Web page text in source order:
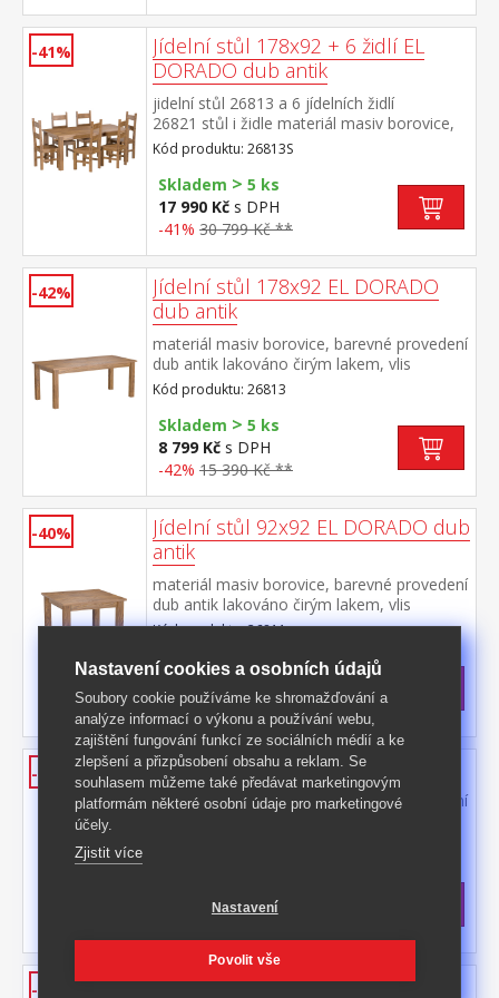
-41%
Jídelní stůl 178x92 + 6 židlí EL
DORADO dub antik
jidelní stůl 26813 a 6 jídelních židlí
26821 stůl i židle materiál masiv borovice,
barevné provedení dub antik lakováno čirým
lakem, vlis dřevěné struktury rozměr stolu
(š/h/v) 178 × 92 × 76 cm rozměr židle
(š/h/v) 43 × 49 × 107 cm součást sestavy EL
DORADO
Kód produktu: 26813S
Skladem > 5 ks
17 990 Kč s DPH
-41% 30 799 Kč **
-42%
Jídelní stůl 178x92 EL DORADO
dub antik
materiál masiv borovice, barevné provedení
dub antik lakováno čirým lakem, vlis
dřevěné struktury součást sestavy EL
DORADO
Kód produktu: 26813
Skladem > 5 ks
8 799 Kč s DPH
-42% 15 390 Kč **
-40%
Jídelní stůl 92x92 EL DORADO dub
antik
materiál masiv borovice, barevné provedení
dub antik lakováno čirým lakem, vlis
dřevěné struktury součást sestavy EL
Kód produktu: 26811
Skladem>5 ks
5 899 Kč s DPH
-40% 9 899 Kč **
-42% Knihovna EL DORADO dub antik
materiál masiv borovice, barevné provedení
9 999 Kčs DPH
-42%
Komoda 1 dveře + 3 zásuvky EL
Nastavení cookies a osobních údajů
Soubory cookie používáme ke shromažďování a
analýze informací o výkonu a používání webu,
zajištění fungování funkcí ze sociálních médií a ke
zlepšení a přizpůsobení obsahu a reklam. Se
souhlasem můžeme také předávat marketingovým
platformám některé osobní údaje pro marketingové
účely.
Zjistit více
Nastavení
Povolit vše